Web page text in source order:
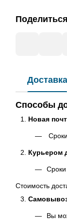
Доставка
Способы
Новая
Курьером
Сроки
Стоимость
Вы